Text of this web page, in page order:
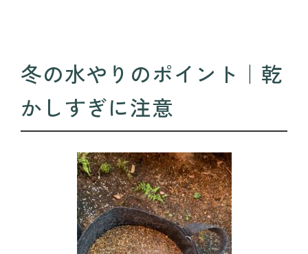
冬の水やりのポイント｜乾
かしすぎに注意